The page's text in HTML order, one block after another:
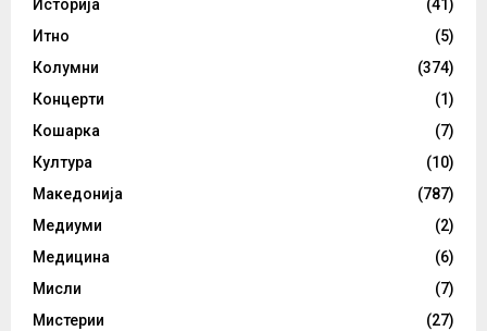
Историја
(41)
Итно
(5)
Колумни
(374)
Концерти
(1)
Кошарка
(7)
Култура
(10)
Македонија
(787)
Медиуми
(2)
Медицина
(6)
Мисли
(7)
Мистерии
(27)